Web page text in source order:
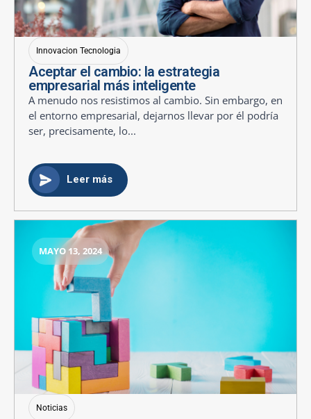
Innovacion Tecnologia
Aceptar el cambio: la estrategia
empresarial más inteligente
A menudo nos resistimos al cambio. Sin embargo, en
el entorno empresarial, dejarnos llevar por él podría
ser, precisamente, lo...
Leer más
MAYO 13, 2024
Noticias